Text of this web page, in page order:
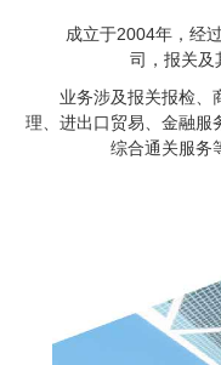
成立于2004年，经
司，报关及
业务涉及报关报检、
理、进出口贸易、金融服
综合通关服务